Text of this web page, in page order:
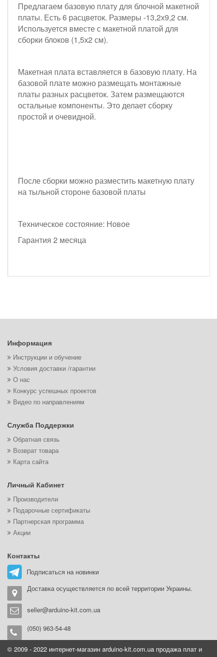
Предлагаем базовую плату для блочной макетной
платы. Есть 6 расцветок. Размеры -13,2х9,2 см.
Используется вместе с макетной платой для
сборки блоков (1,5х2 см).
Макетная плата вставляется в базовую плату. На
базовой плате можно размещать монтажные
платы разных расцветок. Затем размещаются
остальные компоненты. Это делает сборку
простой и очевидной.
После сборки можно разместить макетную плату
на тыльной стороне базовой платы
Техническое состояние: Новое
Гарантия 2 месяца
Информация
Инструкции и обучение
Условия доставки /гарантии
О нас
Конкурс успешных проектов
Видео по направлениям
Служба Поддержки
Обратная связь
Возврат товара
Карта сайта
Личный Кабинет
Производители
Подарочные сертификаты
Партнерская программа
Акции
Контакты
Подписаться на новинки
Доставка осуществляется по всей территории Украины.
seller@arduino-kit.com.ua
(050) 963-54-48
© 2009 - 2022 интернет-магазин arduino-kit.com.ua продажа плат и